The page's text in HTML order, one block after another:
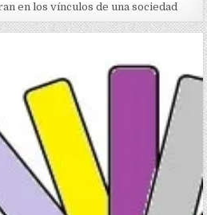
en los vínculos de una sociedad